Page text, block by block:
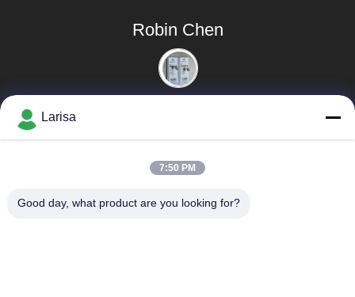
Robin Chen
Larisa
7:50 PM
Good day, what product are you looking for?